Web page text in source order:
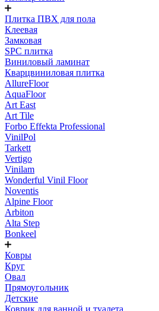
Плитка ПВХ для пола
Клеевая
Замковая
SPC плитка
Виниловый ламинат
Кварцвиниловая плитка
AllureFloor
AquaFloor
Art East
Art Tile
Forbo Effekta Professional
VinilPol
Tarkett
Vertigo
Vinilam
Wonderful Vinil Floor
Noventis
Alpine Floor
Arbiton
Alta Step
Bonkeel
Ковры
Круг
Овал
Прямоугольник
Детские
Коврик для ванной и туалета